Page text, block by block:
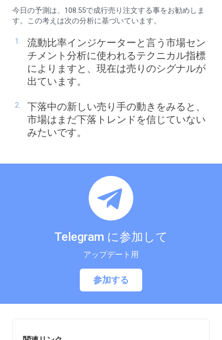
今日の予測は、108.55で成行売り注文する事をお勧めしま
す。この考えは次の分析に基づいています。
流動比率インジケーターと言う市場セン
チメント分析に使われるテクニカル指標
によりますと、現在は売りのシグナルが
出ています。
下落中の新しい売り手の動きをみると、
市場はまだ下落トレンドを信じていない
みたいです。
Telegram に参加して
アップデート用
参加する